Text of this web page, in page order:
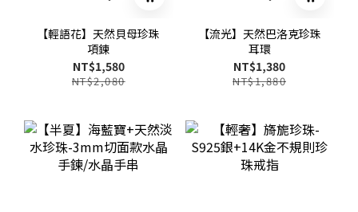
【輕語花】天然貝母珍珠
項鍊
NT$1,580
NT$2,080
【流光】天然巴洛克珍珠
耳環
NT$1,380
NT$1,880